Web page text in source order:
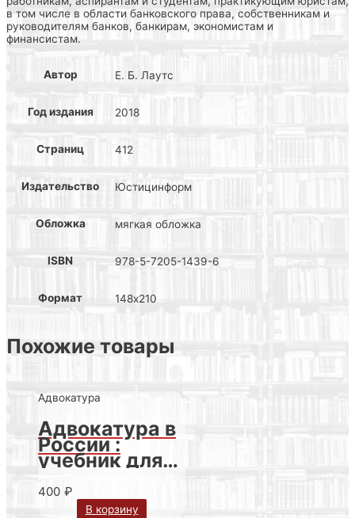
в том числе в области банковского права, собственникам и
руководителям банков, банкирам, экономистам и
финансистам.
Автор Е. Б. Лаутс
Год издания 2018
Страниц 412
Издательство Юстицинформ
Обложка мягкая обложка
ISBN 978-5-7205-1439-6
Формат 148х210
Похожие товары
Адвокатура
Адвокатура в
России :
учебник для
вузов / под
ред. д.ю.н.,
проф. В.И.
400 ₽
В корзину